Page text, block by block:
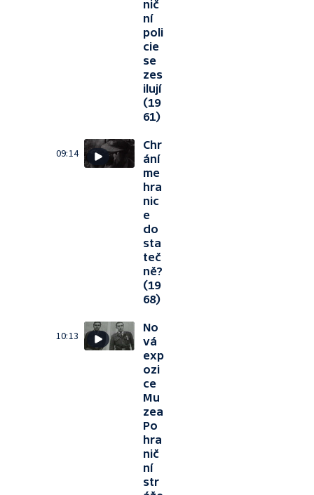
nič
ní
poli
cie
se
zes
ilují
(19
61)
09:14
Chr
ání
me
hra
nic
e
do
sta
teč
ně?
(19
68)
10:13
No
vá
exp
ozi
ce
Mu
zea
Po
hra
nič
ní
str